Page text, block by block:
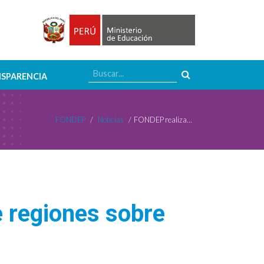
FONDEP / Noticias / FONDEP realiza foro online con docentes de regiones sobre uso de TIC en la educación a distancia
regiones sobre